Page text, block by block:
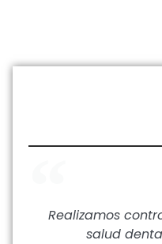
Realizamos
salud